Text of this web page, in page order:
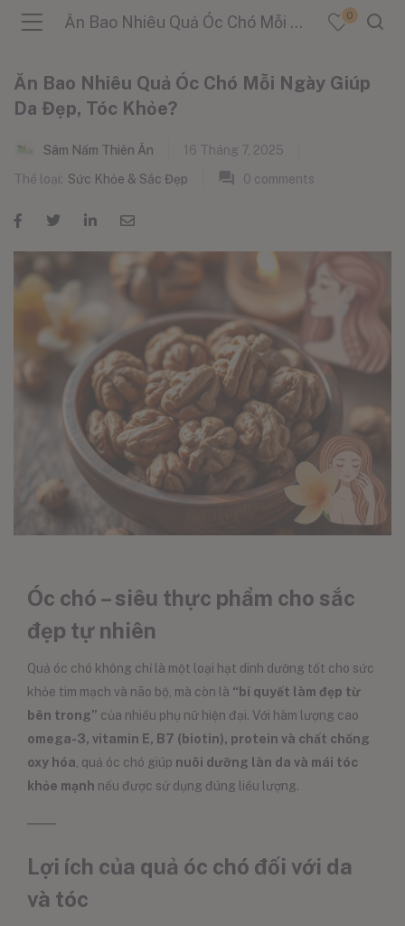
(Sản Phẩm )
(Tin Tức )
Ăn Bao Nhiêu Quả Óc Chó Mỗi Ngày Giúp Da Đẹp, Tóc Khỏe? 0
Ăn Bao Nhiêu Quả Óc Chó Mỗi Ngày Giúp
Da Đẹp, Tóc Khỏe?
Sâm Nấm Thiên Ân
16 Tháng 7, 2025
Thể loại: Sức Khỏe & Sắc Đẹp 0 comments
Óc chó – siêu thực phẩm cho sắc
đẹp tự nhiên
Quả óc chó không chỉ là một loại hạt dinh dưỡng tốt cho sức
khỏe tim mạch và não bộ, mà còn là “bí quyết làm đẹp từ
bên trong” của nhiều phụ nữ hiện đại. Với hàm lượng cao
omega-3, vitamin E, B7 (biotin), protein và chất chống
oxy hóa , quả óc chó giúp nuôi dưỡng làn da và mái tóc
khỏe mạnh nếu được sử dụng đúng liều lượng.
Lợi ích của quả óc chó đối với da
và tóc